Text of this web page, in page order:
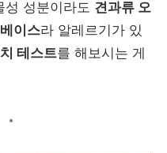
성 성분이라도 견과류 오
이스라 알레르기가 있
테스트를 해보시는 게